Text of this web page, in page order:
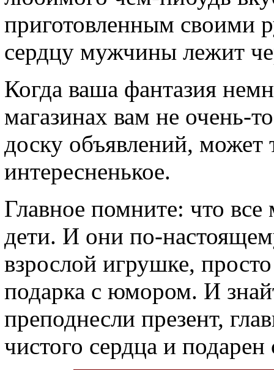
приготовленным своими
сердцу мужчины лежит
Когда ваша фантазия
магазинах вам не очень-
доску объявлений, может
интересненькое.
Главное помните: что
дети. И они по-
взрослой игрушке,
подарка с юмором. И
преподнесли презент,
чистого сердца и